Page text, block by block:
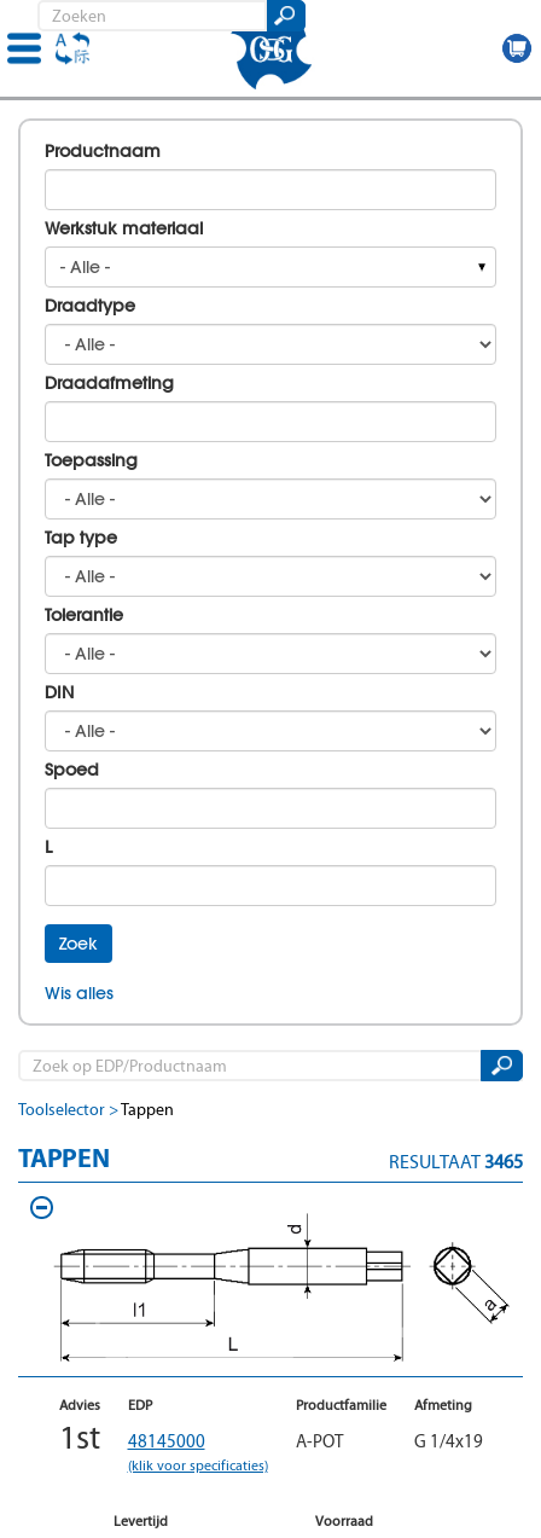
Productnaam
Werkstuk materiaal
- Alle -
Draadtype
Draadafmeting
Toepassing
Tap type
Tolerantie
DIN
Spoed
L
Zoek
Wis alles
Toolselector Tappen
TAPPEN RESULTAAT3465
Advies
1st
EDP
48145000
(klik voor specificaties)
Productfamilie
A-POT
Afmeting
G 1/4x19
Levertijd Voorraad